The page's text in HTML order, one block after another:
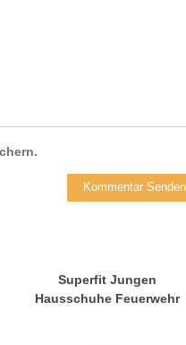
Superfit Jungen
Hausschuhe Feuerwehr